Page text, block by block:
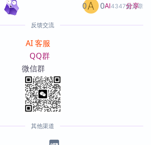
AI4347篇文章
0 0 分享
反馈交流
AI 客服
QQ群
微信群
其他渠道